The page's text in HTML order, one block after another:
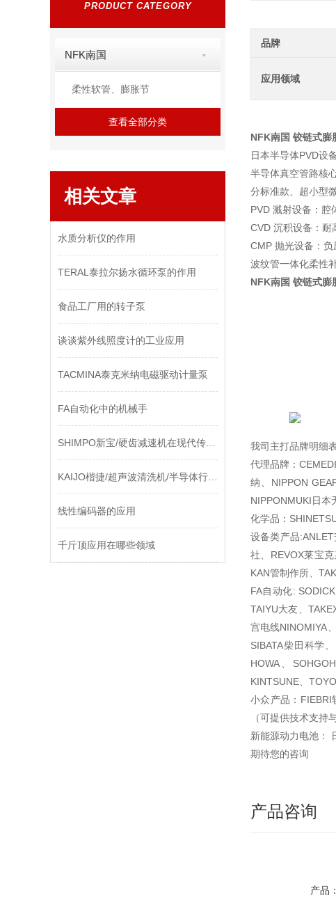
PRODUCT CATEGORY
NFK南国
柔性软管、膨胀节
查看全部分类
相关文章
水质分析仪的作用
TERAL泰拉尔扬水循环泵的作用
食品工厂用的转子泵
谈谈紫外线照度计的工业应用
TACMINA泰克米纳电磁驱动计量泵
FA自动化中的机械手
线性编码器的应用
千斤顶应用在哪些领域
品牌
应用领域
NFK南国 铰链式膨
日本半导体PVD设
半导体真空管路核
分标准款、超小型
PVD 溅射设备：腔
CVD 沉积设备：耐
CMP 抛光设备：
波纹管一体化柔性
NFK南国 铰链式膨
我司主打品牌明细
代理品牌：
纳、NIPPON
NIPPONMUKI日本
化学品：
设备类产品
社、REVOX莱宝
KAN管制作所、
FA自动化:
TAIYU大友、
宫电线NINOMIYA
SIBATA柴田科学
HOWA、
KINTSUNE、
小众产品：FIEBRI
（可提供技术支持
新能源动力电池：
期待您的咨询
产品咨询
产品：